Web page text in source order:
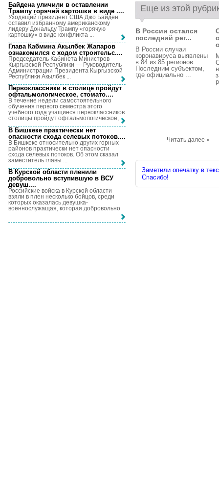
Еще из этой
В России остался
последний рег...
В России случаи
коронавируса выявлены
в 84 из 85 регионов.
Последним субъектом,
где официально ...
Читать далее »
Заметили опечатку в
Спасибо!
Байдена уличили в оставлении
Трампу горячей картошки в виде ....
Уходящий президент США Джо Байден
оставил избранному американскому
лидеру Дональду Трампу «горячую
картошку» в виде конфликта ...
Глава Кабмина Акылбек Жапаров
ознакомился с ходом строительс....
Председатель Кабинета Министров
Кыргызской Республики — Руководитель
Администрации Президента Кыргызской
Республики Акылбек ...
Первоклассники в столице пройдут
офтальмологическое, стомато....
В течение недели самостоятельного
обучения первого семестра этого
учебного года учащиеся первоклассников
столицы пройдут офтальмологическое, ...
В Бишкеке практически нет
опасности схода селевых потоков....
В Бишкеке относительно других горных
районов практически нет опасности
схода селевых потоков. Об этом сказал
заместитель главы ...
В Курской области пленили
добровольно вступившую в ВСУ
девуш....
Российские войска в Курской области
взяли в плен несколько бойцов, среди
которых оказалась девушка-
военнослужащая, которая добровольно
...